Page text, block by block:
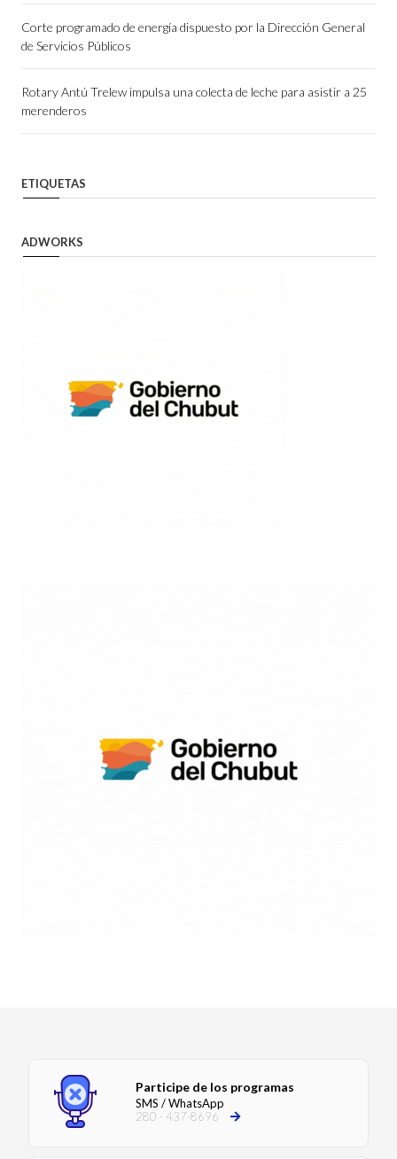
Corte programado de energía dispuesto por la Dirección General
de Servicios Públicos
Rotary Antú Trelew impulsa una colecta de leche para asistir a 25
merenderos
ETIQUETAS
ADWORKS
Participe de los programas
SMS / WhatsApp
280 - 437-8696